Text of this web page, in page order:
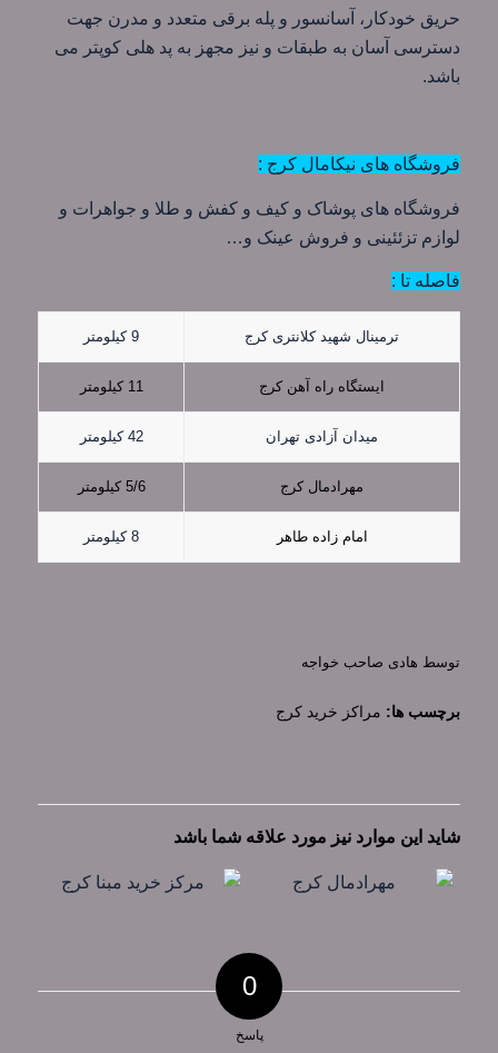
حریق خودکار، آسانسور و پله برقی متعدد و مدرن جهت
دسترسی آسان به طبقات و نیز مجهز به پد هلی کوپتر می
باشد.
فروشگاه های نیکامال کرج :
فروشگاه های پوشاک و کیف و کفش و طلا و جواهرات و
لوازم تزئئینی و فروش عینک و…
فاصله تا :
ترمینال شهید کلانتری کرج 9 کیلومتر
ایستگاه راه آهن کرج 11 کیلومتر
میدان آزادی تهران 42 کیلومتر
مهرادمال کرج 5/6 کیلومتر
امام زاده طاهر 8 کیلومتر
توسط هادی صاحب خواجه
برچسب ها: مراکز خرید کرج
شاید این موارد نیز مورد علاقه شما باشد
0
پاسخ